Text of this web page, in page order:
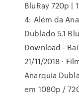
BluRay 720p |
4: Além da
Dublado 5.1
Download -
21/11/2018 ·
Anarquia
em 1080p /